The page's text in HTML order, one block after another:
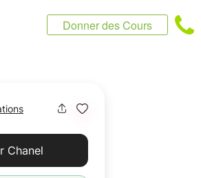
Donner des Cours
Chanel